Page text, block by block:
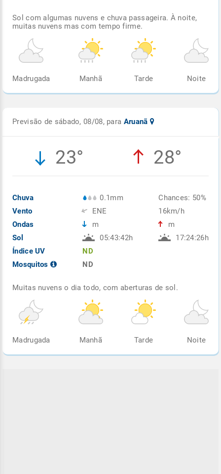
Sol com algumas nuvens e chuva passageira. À noite,
muitas nuvens mas com tempo firme.
Madrugada Manhã Tarde Noite
Previsão de sábado, 08/08, para Aruanã
23° 28°
Chuva
Vento
Ondas
Sol
Índice UV
Mosquitos
0.1mm
ENE
m
05:43:42h
ND
ND
Chances: 50%
16km/h
m
17:24:26h
Muitas nuvens o dia todo, com aberturas de sol.
Madrugada Manhã Tarde Noite